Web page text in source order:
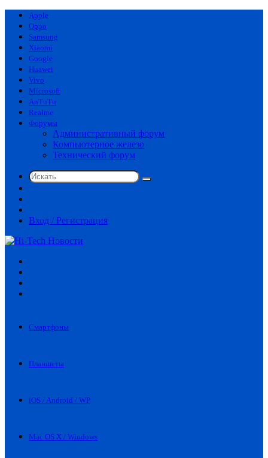
Apple
Oppo
Samsung
Xiaomi
Google
Huawei
Vivo
Microsoft
AnTuTu
Realme
Форумы
Административный форум
Компьютерное железо
Технический форум
Искать
статья
Вход / Регистрация
Смартфоны
Планшеты
iOS / Android / WP
Mac OS X / Windows